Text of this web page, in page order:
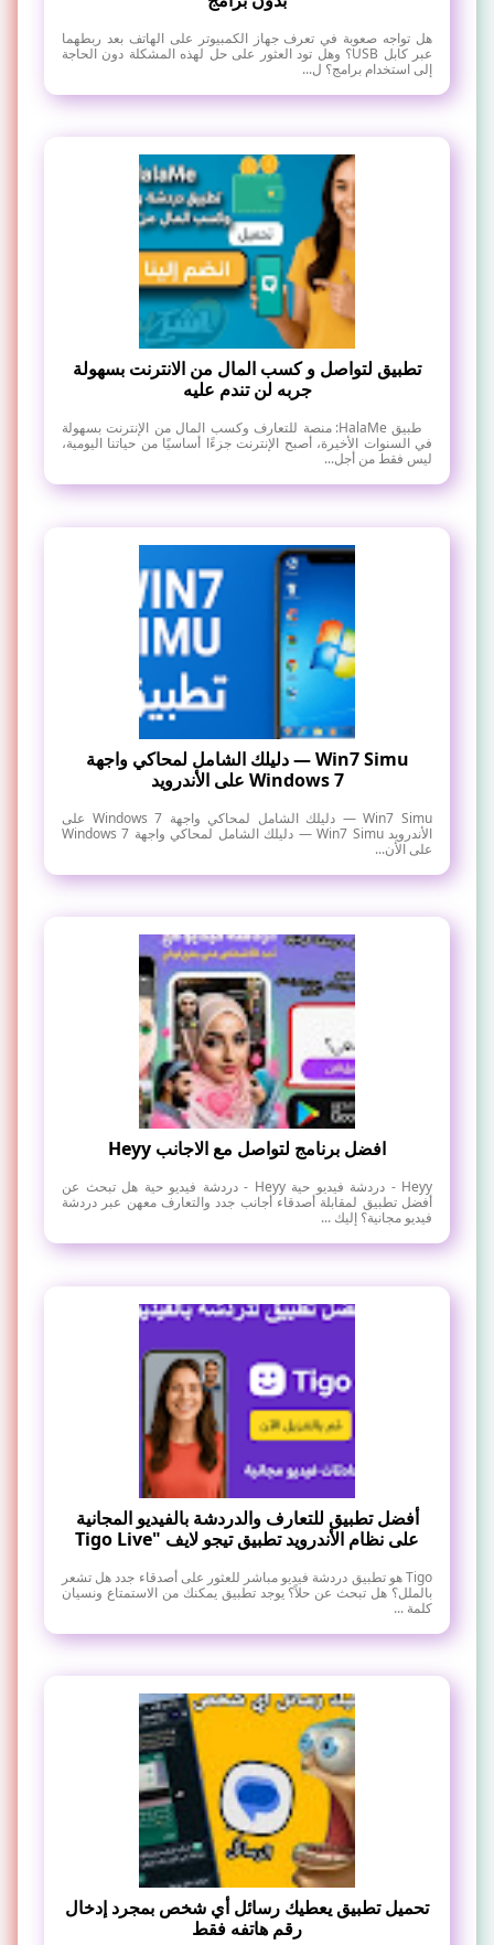
هل تواجه صعوبة في تعرف جهاز الكمبيوتر على الهاتف بعد ربطهما
عبر كابل USB؟ وهل تود العثور على حل لهذه المشكلة دون الحاجة
إلى استخدام برامج؟ ل...
تطبيق لتواصل و كسب المال من الانترنت بسهولة
جربه لن تندم عليه
طبيق HalaMe: منصة للتعارف وكسب المال من الإنترنت بسهولة
في السنوات الأخيرة، أصبح الإنترنت جزءًا أساسيًا من حياتنا اليومية،
ليس فقط من أجل...
Win7 Simu — دليلك الشامل لمحاكي واجهة
Windows 7 على الأندرويد
Win7 Simu — دليلك الشامل لمحاكي واجهة Windows 7 على
الأندرويد Win7 Simu — دليلك الشامل لمحاكي واجهة Windows 7
على الأن...
افضل برنامج لتواصل مع الاجانب Heyy
Heyy - دردشة فيديو حية Heyy - دردشة فيديو حية هل تبحث عن
أفضل تطبيق لمقابلة أصدقاء أجانب جدد والتعارف معهن عبر دردشة
فيديو مجانية؟ إليك ...
أفضل تطبيق للتعارف والدردشة بالفيديو المجانية
على نظام الأندرويد تطبيق تيجو لايف "Tigo Live
Tigo هو تطبيق دردشة فيديو مباشر للعثور على أصدقاء جدد هل تشعر
بالملل؟ هل تبحث عن حلاً؟ يوجد تطبيق يمكنك من الاستمتاع ونسيان
كلمة ...
تحميل تطبيق يعطيك رسائل أي شخص بمجرد إدخال
رقم هاتفه فقط